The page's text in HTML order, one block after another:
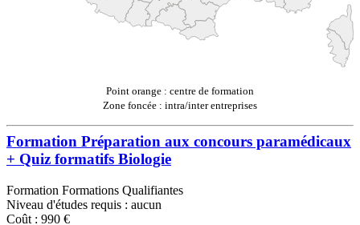
Point orange : centre de formation
Zone foncée : intra/inter entreprises
Formation Préparation aux concours paramédicaux
+ Quiz formatifs Biologie
Formation Formations Qualifiantes
Niveau d'études requis : aucun
Coût : 990 €